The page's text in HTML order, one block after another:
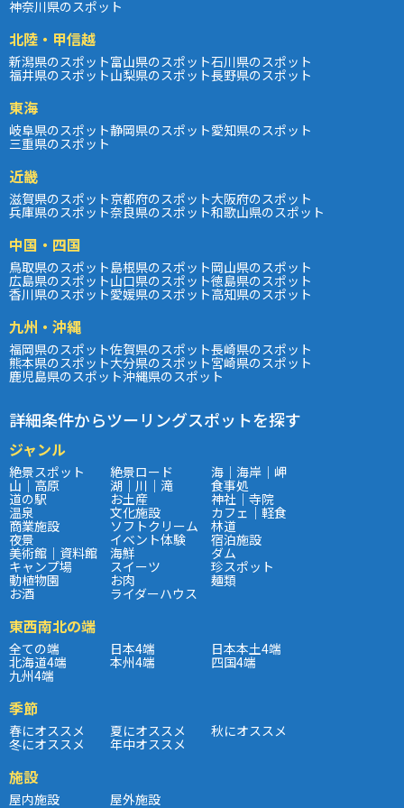
神奈川県のスポット
北陸・甲信越
新潟県のスポット富山県のスポット石川県のスポット
福井県のスポット山梨県のスポット長野県のスポット
東海
岐阜県のスポット静岡県のスポット愛知県のスポット
三重県のスポット
近畿
滋賀県のスポット京都府のスポット大阪府のスポット
兵庫県のスポット奈良県のスポット和歌山県のスポット
中国・四国
鳥取県のスポット島根県のスポット岡山県のスポット
広島県のスポット山口県のスポット徳島県のスポット
香川県のスポット愛媛県のスポット高知県のスポット
九州・沖縄
福岡県のスポット佐賀県のスポット長崎県のスポット
熊本県のスポット大分県のスポット宮崎県のスポット
鹿児島県のスポット沖縄県のスポット
詳細条件からツーリングスポットを探す
ジャンル
絶景スポット 絶景ロード 海｜海岸｜岬
山｜高原 湖｜川｜滝 食事処
道の駅 お土産 神社｜寺院
温泉 文化施設 カフェ｜軽食
商業施設 ソフトクリーム 林道
夜景 イベント体験 宿泊施設
美術館｜資料館 海鮮 ダム
キャンプ場 スイーツ 珍スポット
動植物園 お肉 麺類
お酒 ライダーハウス
東西南北の端
全ての端 日本4端 日本本土4端
北海道4端 本州4端 四国4端
九州4端
季節
春にオススメ 夏にオススメ 秋にオススメ
冬にオススメ 年中オススメ
施設
屋内施設 屋外施設